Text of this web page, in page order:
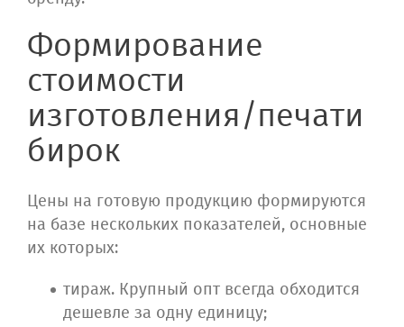
Формирование
стоимости
изготовления/печати
бирок
Цены на готовую продукцию формируются
на базе нескольких показателей, основные
их которых:
тираж. Крупный опт всегда обходится
дешевле за одну единицу;